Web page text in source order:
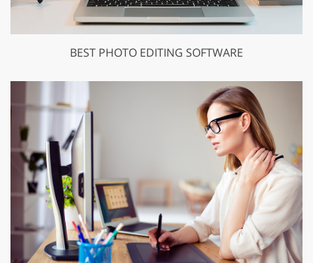
BEST PHOTO EDITING SOFTWARE